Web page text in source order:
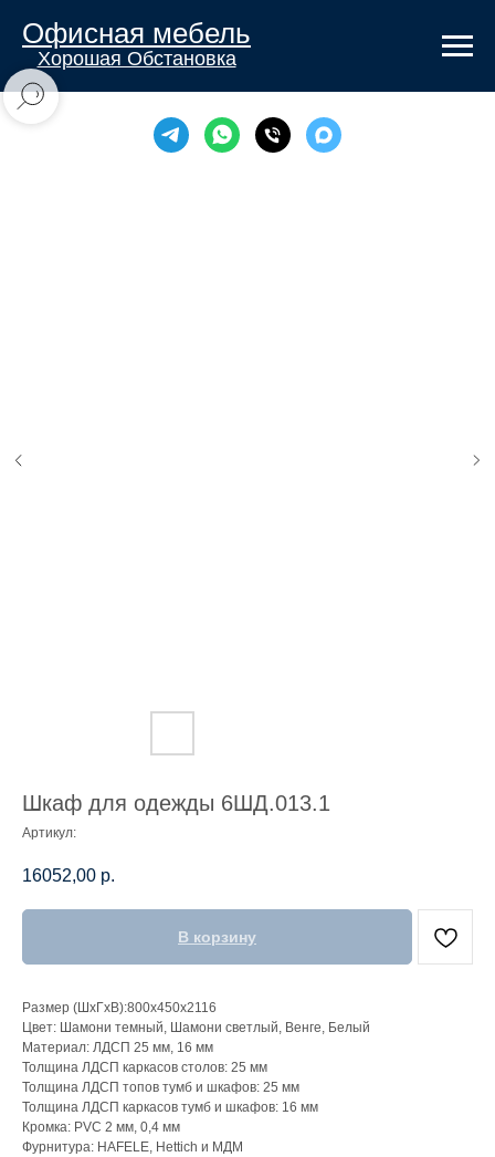
Офисная мебель
Хорошая Обстановка
Шкаф для одежды 6ШД.013.1
Артикул:
16052,00 р.
В корзину
Размер (ШхГхВ):800х450х2116
Цвет: Шамони темный, Шамони светлый, Венге, Белый
Материал: ЛДСП 25 мм, 16 мм
Толщина ЛДСП каркасов столов: 25 мм
Толщина ЛДСП топов тумб и шкафов: 25 мм
Толщина ЛДСП каркасов тумб и шкафов: 16 мм
Кромка: PVC 2 мм, 0,4 мм
Фурнитура: HAFELE, Hettich и МДМ